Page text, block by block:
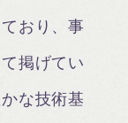
おり、事
掲げてい
な技術基